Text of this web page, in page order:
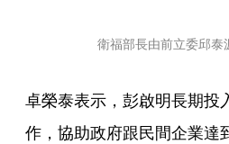
衛福部長由前立委邱泰
卓榮泰表示，彭啟明長期投
作，協助政府跟民間企業達